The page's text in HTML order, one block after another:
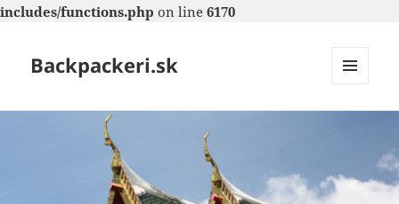
includes/functions.php on line 6170
Backpackeri.sk